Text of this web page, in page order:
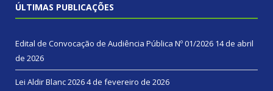
ÚLTIMAS PUBLICAÇÕES
Edital de Convocação de Audiência Pública Nº 01/2026 14 de abril
de 2026
Lei Aldir Blanc 20264 de fevereiro de 2026